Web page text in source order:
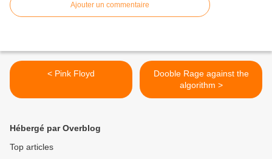
Ajouter un commentaire
< Pink Floyd
Dooble Rage against the
algorithm >
Hébergé par Overblog
Top articles